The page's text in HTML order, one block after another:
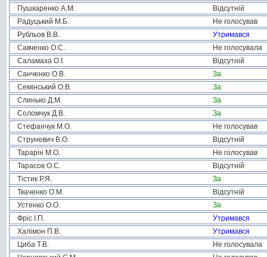
Пушкаренко А.М.
Відсутній
Радуцький М.Б.
Не голосував
Рубльов В.В.
Утримався
Савченко О.С.
Не голосувала
Саламаха О.І.
Відсутній
Санченко О.В.
За
Семінський О.В.
За
Слинько Д.М.
За
Соломчук Д.В.
За
Стефанчук М.О.
Не голосував
Струневич В.О.
Відсутній
Тарарін М.О.
Не голосував
Тарасов О.С.
Відсутній
Тістик Р.Я.
За
Ткаченко О.М.
Відсутній
Устенко О.О.
За
Фріс І.П.
Утримався
Халімон П.В.
Утримався
Циба Т.В.
Не голосувала